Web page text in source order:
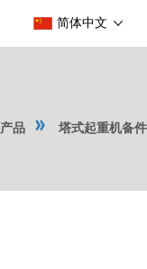
简体中文
产品 » 塔式起重机备件